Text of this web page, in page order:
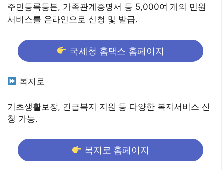
주민등록등본, 가족관계증명서 등 5,000여 개의 민원
서비스를 온라인으로 신청 및 발급.
국세청 홈택스 홈페이지
복지로
기초생활보장, 긴급복지 지원 등 다양한 복지서비스 신
청 가능.
복지로 홈페이지